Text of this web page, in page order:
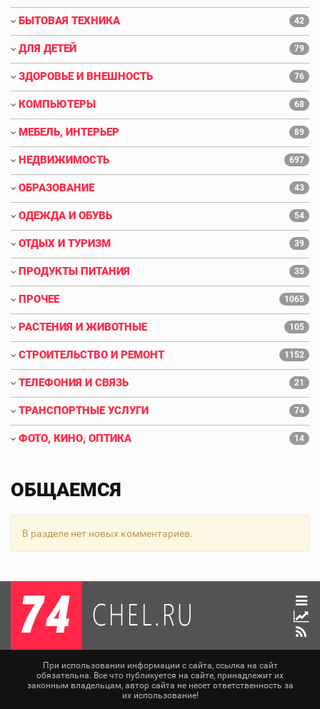
БЫТОВАЯ ТЕХНИКА 42
ДЛЯ ДЕТЕЙ 79
ЗДОРОВЬЕ И ВНЕШНОСТЬ 76
КОМПЬЮТЕРЫ 68
МЕБЕЛЬ, ИНТЕРЬЕР 89
НЕДВИЖИМОСТЬ 697
ОБРАЗОВАНИЕ 43
ОДЕЖДА И ОБУВЬ 54
ОТДЫХ И ТУРИЗМ 39
ПРОДУКТЫ ПИТАНИЯ 35
ПРОЧЕЕ 1065
РАСТЕНИЯ И ЖИВОТНЫЕ 105
СТРОИТЕЛЬСТВО И РЕМОНТ 1152
ТЕЛЕФОНИЯ И СВЯЗЬ 21
ТРАНСПОРТНЫЕ УСЛУГИ 74
ФОТО, КИНО, ОПТИКА 14
ОБЩАЕМСЯ
В разделе нет новых комментариев.
При использовании информации с сайта, ссылка на сайт
обязательна. Все что публикуется на сайте, принадлежит их
законным владельцам, автор сайта не несет ответственность за
их использование!